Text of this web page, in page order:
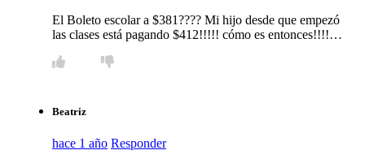
El Boleto escolar a $381???? Mi hijo desde que empezó
las clases está pagando $412!!!!! cómo es entonces!!!!…
Beatriz
hace 1 año Responder